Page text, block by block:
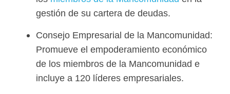
gestión de su cartera de deudas.
Consejo Empresarial de la Mancomunidad:
Promueve el empoderamiento económico
de los miembros de la Mancomunidad e
incluye a 120 líderes empresariales.